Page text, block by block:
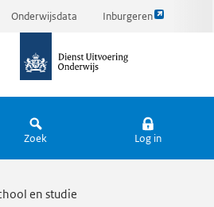
Onderwijsdata Inburgeren
Link
pagina
de
Zoek Log in
en studie